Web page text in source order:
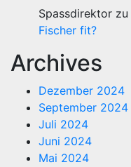
Spassdirektor zu
Fischer fit?
Archives
Dezember 2024
September 2024
Juli 2024
Juni 2024
Mai 2024